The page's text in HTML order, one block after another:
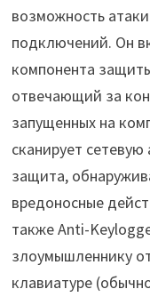
возможность
подключений. Он
компонента
отвечающий за
запущенных на
сканирует
защита,
вредоносные
также Anti-
злоумышленнику
клавиатуре